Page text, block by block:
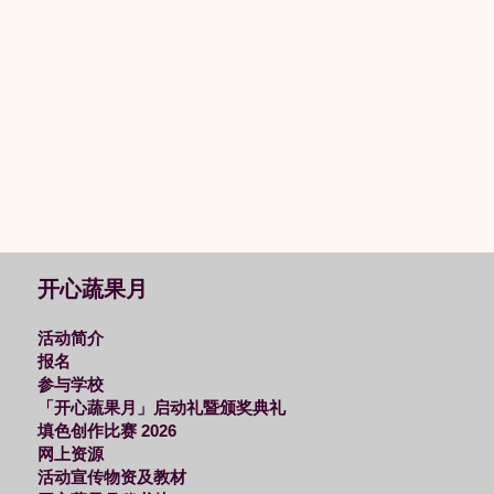
开心蔬果月
活动简介
报名
参与学校
「开心蔬果月」启动礼暨颁奖典礼
填色创作比赛 2026
网上资源
活动宣传物资及教材